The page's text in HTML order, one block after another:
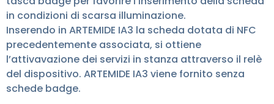
in condizioni di scarsa illuminazione.
Inserendo in ARTEMIDE IA3 la scheda dotata di NFC
precedentemente associata, si ottiene
l’attivavazione dei servizi in stanza attraverso il relè
del dispositivo. ARTEMIDE IA3 viene fornito senza
schede badge.